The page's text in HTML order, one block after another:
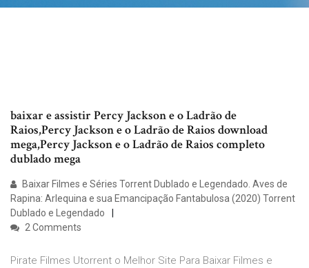
baixar e assistir Percy Jackson e o Ladrão de
Raios,Percy Jackson e o Ladrão de Raios download
mega,Percy Jackson e o Ladrão de Raios completo
dublado mega
Baixar Filmes e Séries Torrent Dublado e Legendado. Aves de
Rapina: Arlequina e sua Emancipação Fantabulosa (2020) Torrent
Dublado e Legendado
2 Comments
Pirate Filmes Utorrent o Melhor Site Para Baixar Filmes e